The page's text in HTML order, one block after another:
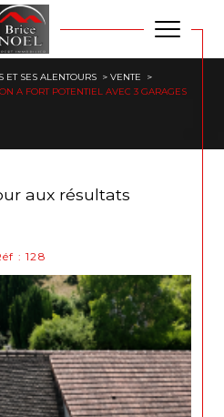
SES ALENTOURS
VENTE
A FORT POTENTIEL AVEC 3 GARAGES
aux résultats
: 128